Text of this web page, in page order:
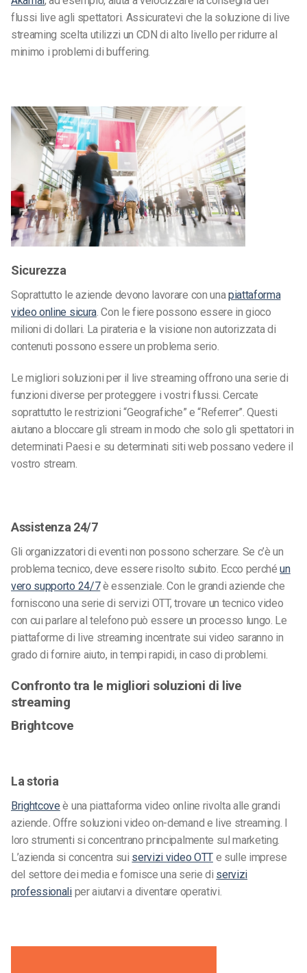
flussi live agli spettatori. Assicuratevi che la soluzione di live
streaming scelta utilizzi un CDN di alto livello per ridurre al
minimo i problemi di buffering.
Sicurezza
Soprattutto le aziende devono lavorare con unapiattaforma
video online sicura. Con le fiere possono essere in gioco
milioni di dollari. La pirateria e la visione non autorizzata di
contenuti possono essere un problema serio.
Le migliori soluzioni per il live streaming offrono una serie di
funzioni diverse per proteggere i vostri flussi. Cercate
soprattutto le restrizioni “Geografiche” e “Referrer”. Questi
aiutano a bloccare gli stream in modo che solo gli spettatori in
determinati Paesi e su determinati siti web possano vedere il
vostro stream.
Assistenza 24/7
Gli organizzatori di eventi non possono scherzare. Se c’è un
problema tecnico, deve essere risolto subito. Ecco perchéun
vero supporto 24/7è essenziale. Con le grandi aziende che
forniscono una serie di servizi OTT, trovare un tecnico video
con cui parlare al telefono può essere un processo lungo. Le
piattaforme di live streaming incentrate sui video saranno in
grado di fornire aiuto, in tempi rapidi, in caso di problemi.
Confronto tra le migliori soluzioni di live
streaming
Brightcove
La storia
Brightcove è una piattaforma video online rivolta alle grandi
aziende. Offre soluzioni video on-demand e live streaming. I
loro strumenti si concentrano principalmente sul marketing.
L’azienda si concentra sui servizi video OTTe sulle imprese
del settore dei media e fornisce una serie di servizi
professionaliper aiutarvi a diventare operativi.